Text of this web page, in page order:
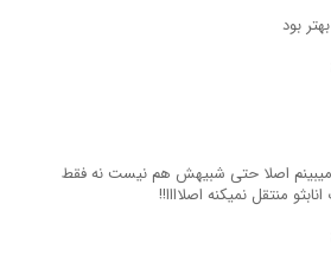
بود
میبینم اصلا حتی شبیهش هم نیست نه فقط
منتقل نمیکنه اصلاااا!!